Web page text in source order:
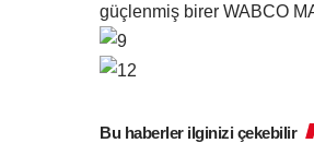
güçlenmiş birer WABCO
Bu haberler ilginizi çekebilir